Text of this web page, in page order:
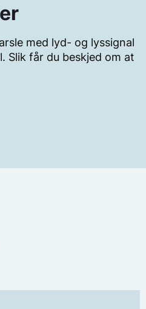
med lyd- og lyssignal
Slik får du beskjed om at
varsles om feil:
varsleren overvåker.
få strømtilførsel fra en av